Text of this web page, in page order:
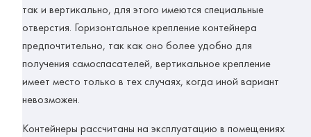
так и вертикально, для этого имеются специальные
отверстия. Горизонтальное крепление контейнера
предпочтительно, так как оно более удобно для
получения самоспасателей, вертикальное крепление
имеет место только в тех случаях, когда иной вариант
невозможен.
Контейнеры рассчитаны на эксплуатацию в помещениях